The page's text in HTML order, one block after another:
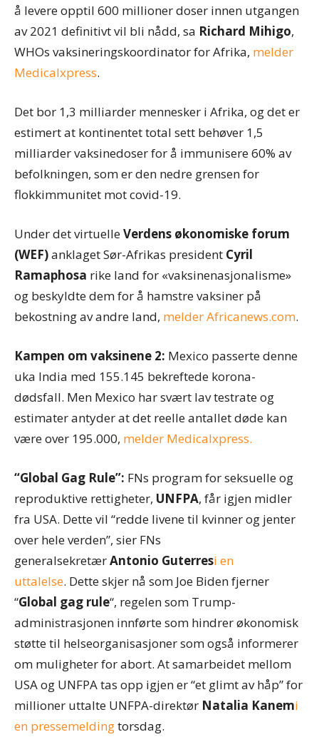
å levere opptil 600 millioner doser innen utgangen
av 2021 definitivt vil bli nådd, sa Richard Mihigo,
WHOs vaksineringskoordinator for Afrika, melder
Medicalxpress.
Det bor 1,3 milliarder mennesker i Afrika, og det er
estimert at kontinentet total sett behøver 1,5
milliarder vaksinedoser for å immunisere 60% av
befolkningen, som er den nedre grensen for
flokkimmunitet mot covid-19.
Under det virtuelleVerdens økonomiske forum
(WEF)anklaget Sør-Afrikas president Cyril
Ramaphosa rike land for «vaksinenasjonalisme»
og beskyldte dem for å hamstre vaksiner på
bekostning av andre land, melder Africanews.com.
Kampen om vaksinene 2: Mexico passerte denne
uka India med 155.145 bekreftede korona-
dødsfall. Men Mexico har svært lav testrate og
estimater antyder at det reelle antallet døde kan
være over 195.000, melder Medicalxpress.
“Global Gag Rule”: FNs program for seksuelle og
reproduktive rettigheter, UNFPA, får igjen midler
fra USA. Dette vil “redde livene til kvinner og jenter
over hele verden”, sier FNs
generalsekretærAntonio Guterresi en
uttalelse. Dette skjer nå som Joe Biden fjerner
“Global gag rule“, regelen som Trump-
administrasjonen innførte som hindrer økonomisk
støtte til helseorganisasjoner som også informerer
om muligheter for abort. At samarbeidet mellom
USA og UNFPA tas opp igjen er “et glimt av håp” for
millioner uttalte UNFPA-direktør Natalia Kanemi
en pressemeldingtorsdag.